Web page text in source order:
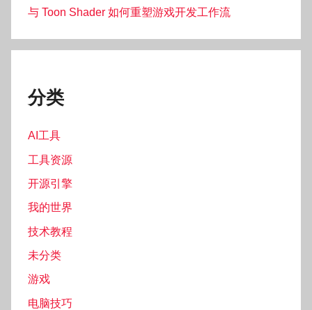
与 Toon Shader 如何重塑游戏开发工作流
分类
AI工具
工具资源
开源引擎
我的世界
技术教程
未分类
游戏
电脑技巧